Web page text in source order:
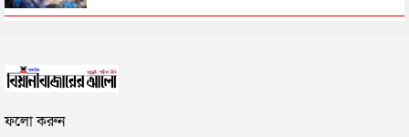
পুলিশ ব্যবস্থার বর্তমান বাস্তবতা ও ভবিষ্যৎ পথরেখা
এত নৃশংসতা কীসের আলামত?
ফলো করুন